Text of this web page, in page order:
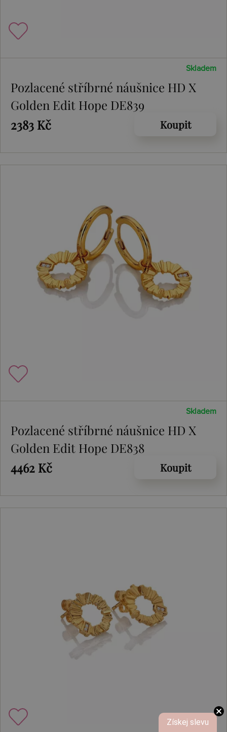
Skladem
Pozlacené stříbrné náušnice HD X
Golden Edit Hope DE839
2383 Kč
Koupit
Skladem
Pozlacené stříbrné náušnice HD X
Golden Edit Hope DE838
4462 Kč
Koupit
Získej slevu